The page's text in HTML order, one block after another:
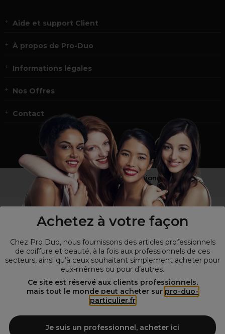
Achetez à votre façon
Chez Pro Duo, nous fournissons des articles professionnels
de coiffure et beauté, à la fois aux professionnels de ces
secteurs, ainsi qu’à ceux souhaitant simplement acheter pour
eux-mêmes ou pour d’autres.
Ce site est réservé aux clients professionnels,
mais tout le monde peut acheter sur pro-duo-
particulier.fr
Je suis un professionnel, acheter ici
Aide et support Client
À propos de Pro-Duo
Informations légales
Nos Offres
Contact
Vous n’êtes pas un professionnel ?
Visitez notre site pourles particuliers !
© Tous droits réservés © Pro-Duo
Spécialiste de la coiffure et de la beauté, nous vous proposons une
large sélection de produits professionnels pour la coiffure et